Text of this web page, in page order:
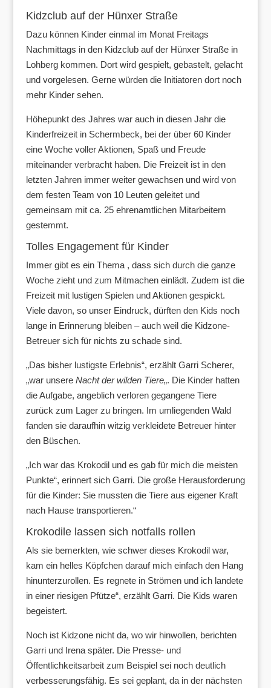
Kidzclub auf der Hünxer Straße
Dazu können Kinder einmal im Monat Freitags
Nachmittags in den Kidzclub auf der Hünxer Straße in
Lohberg kommen. Dort wird gespielt, gebastelt, gelacht
und vorgelesen. Gerne würden die Initiatoren dort noch
mehr Kinder sehen.
Höhepunkt des Jahres war auch in diesen Jahr die
Kinderfreizeit in Schermbeck, bei der über 60 Kinder
eine Woche voller Aktionen, Spaß und Freude
miteinander verbracht haben. Die Freizeit ist in den
letzten Jahren immer weiter gewachsen und wird von
dem festen Team von 10 Leuten geleitet und
gemeinsam mit ca. 25 ehrenamtlichen Mitarbeitern
gestemmt.
Tolles Engagement für Kinder
Immer gibt es ein Thema , dass sich durch die ganze
Woche zieht und zum Mitmachen einlädt. Zudem ist die
Freizeit mit lustigen Spielen und Aktionen gespickt.
Viele davon, so unser Eindruck, dürften den Kids noch
lange in Erinnerung bleiben – auch weil die Kidzone-
Betreuer sich für nichts zu schade sind.
„Das bisher lustigste Erlebnis“, erzählt Garri Scherer,
„war unsere Nacht der wilden Tiere„. Die Kinder hatten
die Aufgabe, angeblich verloren gegangene Tiere
zurück zum Lager zu bringen. Im umliegenden Wald
fanden sie daraufhin witzig verkleidete Betreuer hinter
den Büschen.
„Ich war das Krokodil und es gab für mich die meisten
Punkte“, erinnert sich Garri. Die große Herausforderung
für die Kinder: Sie mussten die Tiere aus eigener Kraft
nach Hause transportieren.“
Krokodile lassen sich notfalls rollen
Als sie bemerkten, wie schwer dieses Krokodil war,
kam ein helles Köpfchen darauf mich einfach den Hang
hinunterzurollen. Es regnete in Strömen und ich landete
in einer riesigen Pfütze“, erzählt Garri. Die Kids waren
begeistert.
Noch ist Kidzone nicht da, wo wir hinwollen, berichten
Garri und Irena später. Die Presse- und
Öffentlichkeitsarbeit zum Beispiel sei noch deutlich
verbesserungsfähig. Es sei geplant, da in der nächsten